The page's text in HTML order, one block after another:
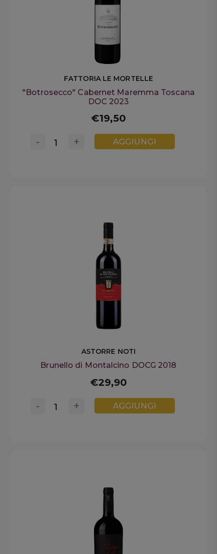
FATTORIA LE MORTELLE
"Botrosecco" Cabernet Maremma Toscana
DOC 2023
€19,50
+
- AGGIUNGI
ASTORRE NOTI
Brunello di Montalcino DOCG 2018
€29,90
+
- AGGIUNGI